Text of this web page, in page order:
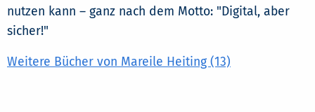
nutzen kann – ganz nach dem Motto: "Digital, aber
sicher!"
Weitere Bücher von Mareile Heiting (13)